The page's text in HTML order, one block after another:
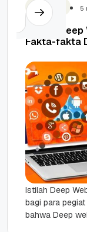
Teknologi 5
Apa Itu
Fakta-fakta
Istilah Deep
bagi para
bahwa Deep